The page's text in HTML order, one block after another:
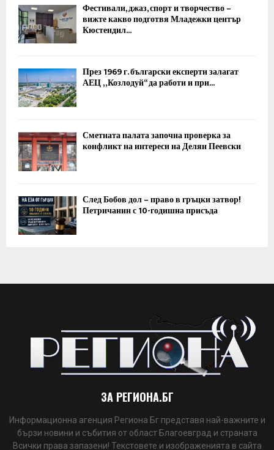
Фестивали, джаз, спорт и творчество –
вижте какво подготвя Младежки център
Кюстендил...
През 1969 г. български експерти залагат
АЕЦ „Козлодуй“ да работи и при...
Сметната палата започна проверка за
конфликт на интереси на Делян Пеевски
След Бобов дол – право в гръцки затвор!
Петричанин с 10-годишна присъда
ЗА РЕГИОНА.БГ
Информационна агенция Региона Бг представя най-важните и
бързи новини и събития от област Благоевград и страната
Всички права запазени! Текстовете и изображенията в сайта